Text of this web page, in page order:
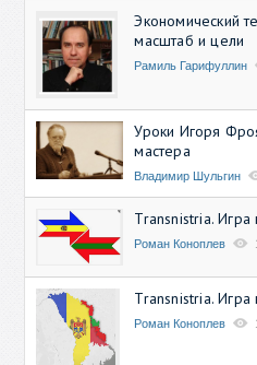
Экономический
масштаб и цели
Рамиль Гарифуллин
Уроки Игоря
мастера
Владимир Шульгин
Transnistria.
Роман Коноплев
Transnistria.
Роман Коноплев